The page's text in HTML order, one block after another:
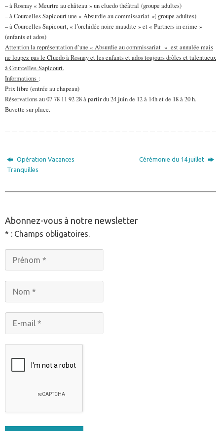
– à Rosnay « Meurtre au château » un cluedo théâtral (groupe adultes)
– à Courcelles Sapicourt une « Absurdie au commissariat »( groupe adultes)
– à Courcelles Sapicourt, « l’orchidée noire maudite » et « Partners in crime »
(enfants et ados)
Attention la représentation d’une « Absurdie au commissariat » est annulée mais
ne loupez pas le Cluedo à Rosnay et les enfants et ados toujours drôles et talentueux
à Courcelles-Sapicourt.
Informations :
Prix libre (entrée au chapeau)
Réservations au 07 78 11 92 28 à partir du 24 juin de 12 à 14h et de 18 à 20 h.
Buvette sur place.
Opération Vacances
Tranquilles
Cérémonie du 14 juillet
Abonnez-vous à notre newsletter
* : Champs obligatoires.